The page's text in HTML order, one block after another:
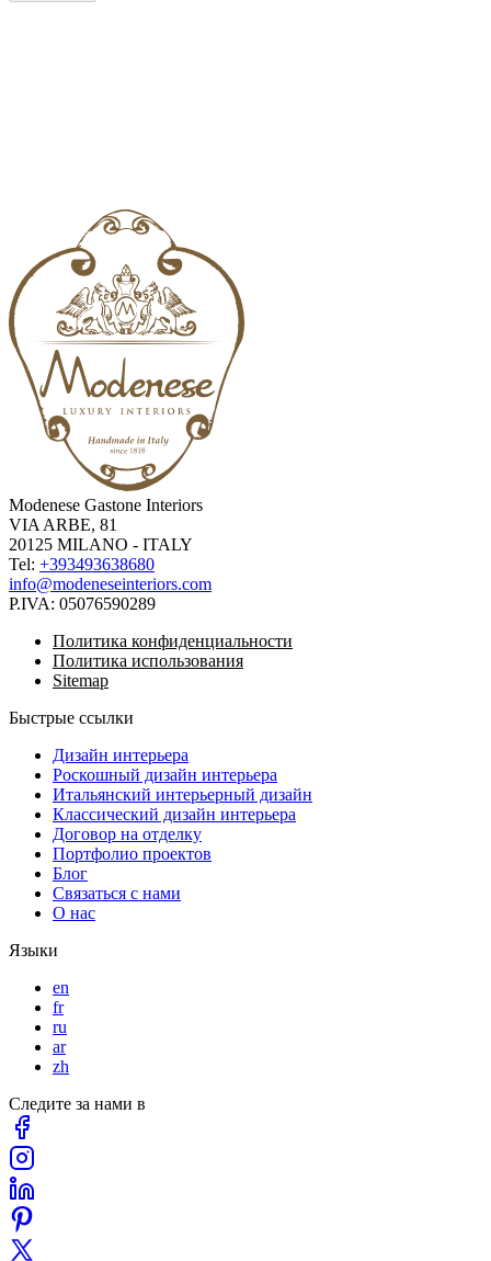
Modenese Gastone Interiors
VIA ARBE, 81
20125 MILANO - ITALY
Tel: +393493638680
info@modeneseinteriors.com
P.IVA: 05076590289
Политика конфиденциальности
Политика использования
Sitemap
Быстрые ссылки
Дизайн интерьера
Роскошный дизайн интерьера
Итальянский интерьерный дизайн
Классический дизайн интерьера
Договор на отделку
Портфолио проектов
Блог
Связаться с нами
О нас
Языки
en
fr
ru
ar
zh
Следите за нами в